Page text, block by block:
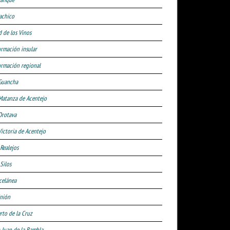
de los Vinos
insular
regional
de Acentejo
de Acentejo
de la Cruz